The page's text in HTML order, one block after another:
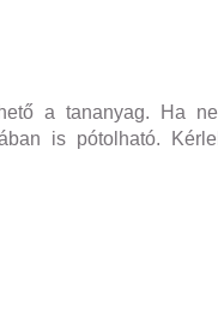
a tananyag. Ha
is pótolható.